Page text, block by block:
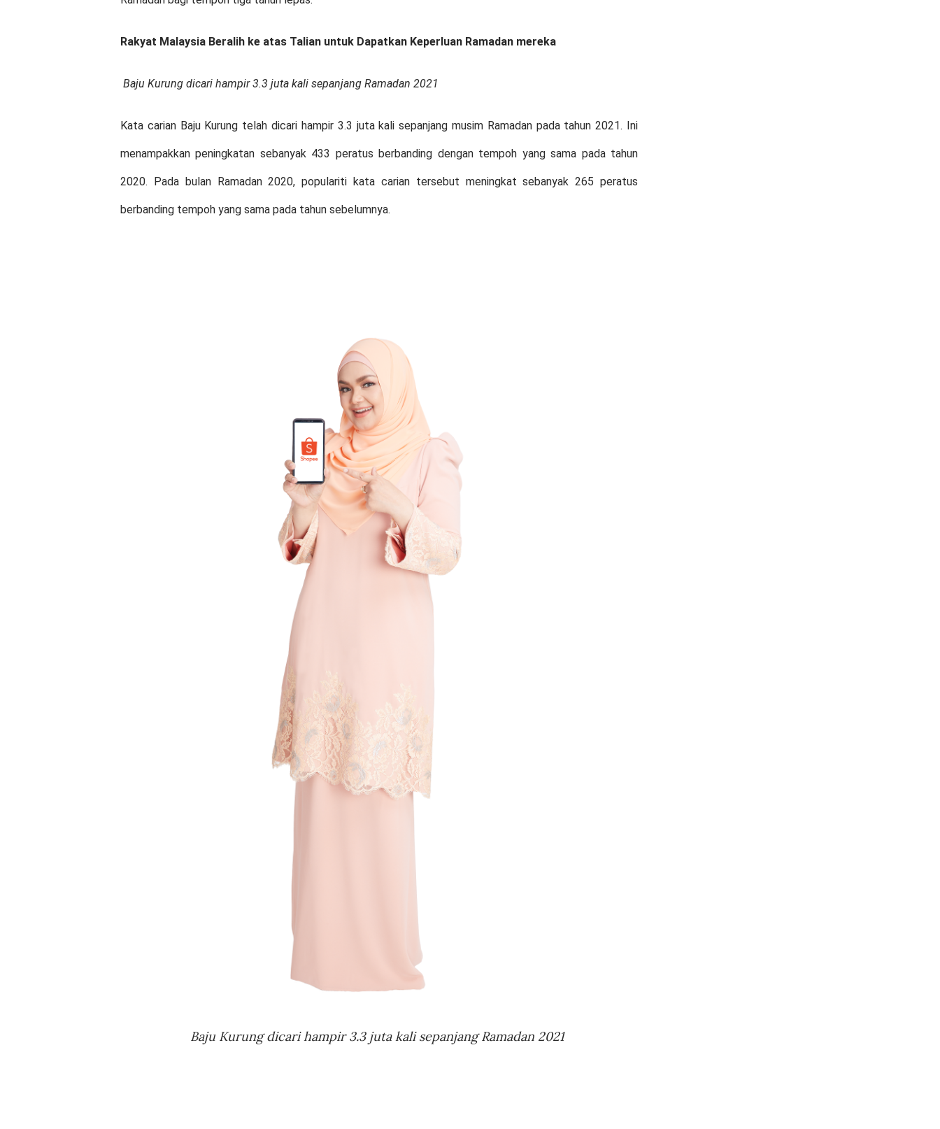
Rakyat Malaysia Beralih ke atas Talian untuk Dapatkan Keperluan Ramadan mereka
Baju Kurung dicari hampir 3.3 juta kali sepanjang Ramadan 2021
Kata carian Baju Kurung telah dicari hampir 3.3 juta kali sepanjang musim Ramadan pada tahun 2021. Ini
menampakkan peningkatan sebanyak 433 peratus berbanding dengan tempoh yang sama pada tahun
2020. Pada bulan Ramadan 2020, populariti kata carian tersebut meningkat sebanyak 265 peratus
berbanding tempoh yang sama pada tahun sebelumnya.
Baju Kurung dicari hampir 3.3 juta kali sepanjang Ramadan 2021